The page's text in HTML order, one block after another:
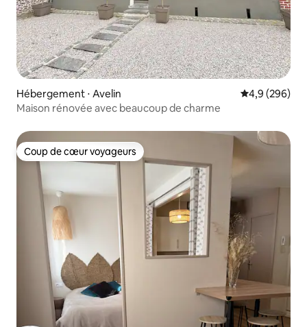
Hébergement ⋅ Avelin Évaluation
4,9 (296)
Maison rénovée avec beaucoup de charme
Coup de cœur voyageurs
Coup de cœur voyageurs